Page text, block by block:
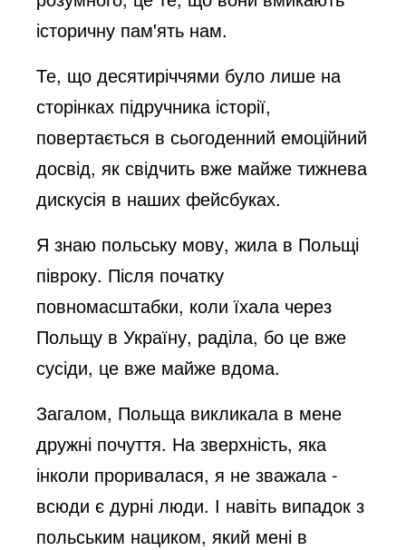
історичну пам'ять нам.
Те, що десятиріччями було лише на
сторінках підручника історії,
повертається в сьогоденний емоційний
досвід, як свідчить вже майже тижнева
дискусія в наших фейсбуках.
Я знаю польську мову, жила в Польщі
півроку. Після початку
повномасштабки, коли їхала через
Польщу в Україну, раділа, бо це вже
сусіди, це вже майже вдома.
Загалом, Польща викликала в мене
дружні почуття. На зверхність, яка
інколи проривалася, я не зважала -
всюди є дурні люди. І навіть випадок з
польським нациком, який мені в